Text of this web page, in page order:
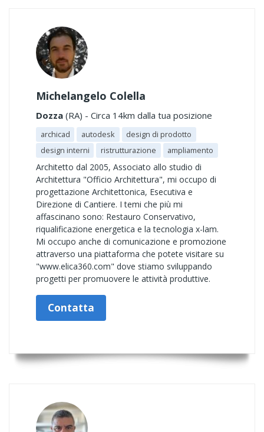
Michelangelo Colella
Dozza (RA) - Circa 14km dalla tua posizione
archicad autodesk
design di prodotto
design interni
ristrutturazione ampliamento
Architetto dal 2005, Associato allo studio di
Architettura "Officio Architettura", mi occupo di
progettazione Architettonica, Esecutiva e
Direzione di Cantiere. I temi che più mi
affascinano sono: Restauro Conservativo,
riqualificazione energetica e la tecnologia x-lam.
Mi occupo anche di comunicazione e promozione
attraverso una piattaforma che potete visitare su
"www.elica360.com" dove stiamo sviluppando
progetti per promuovere le attività produttive.
Contatta